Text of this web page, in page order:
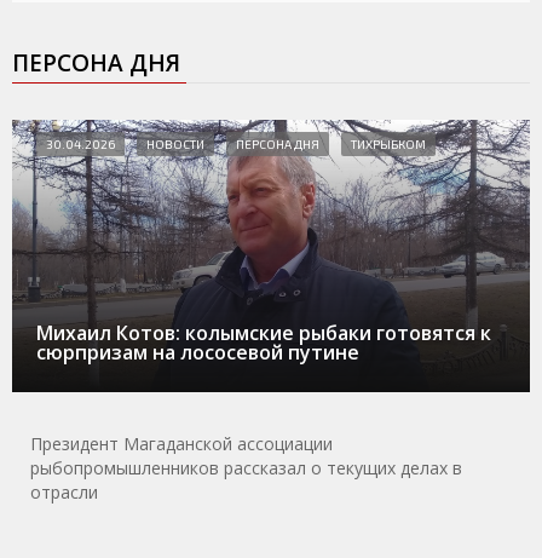
ПЕРСОНА ДНЯ
Михаил Котов: колымские рыбаки готовятся к
сюрпризам на лососевой путине
30.04.2026 НОВОСТИ ПЕРСОНА ДНЯ ТИХРЫБКОМ
Президент Магаданской ассоциации
рыбопромышленников рассказал о текущих делах в
отрасли